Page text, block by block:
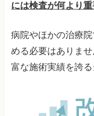
には検査が何より
病院やほかの治療
める必要はありま
富な施術実績を誇る